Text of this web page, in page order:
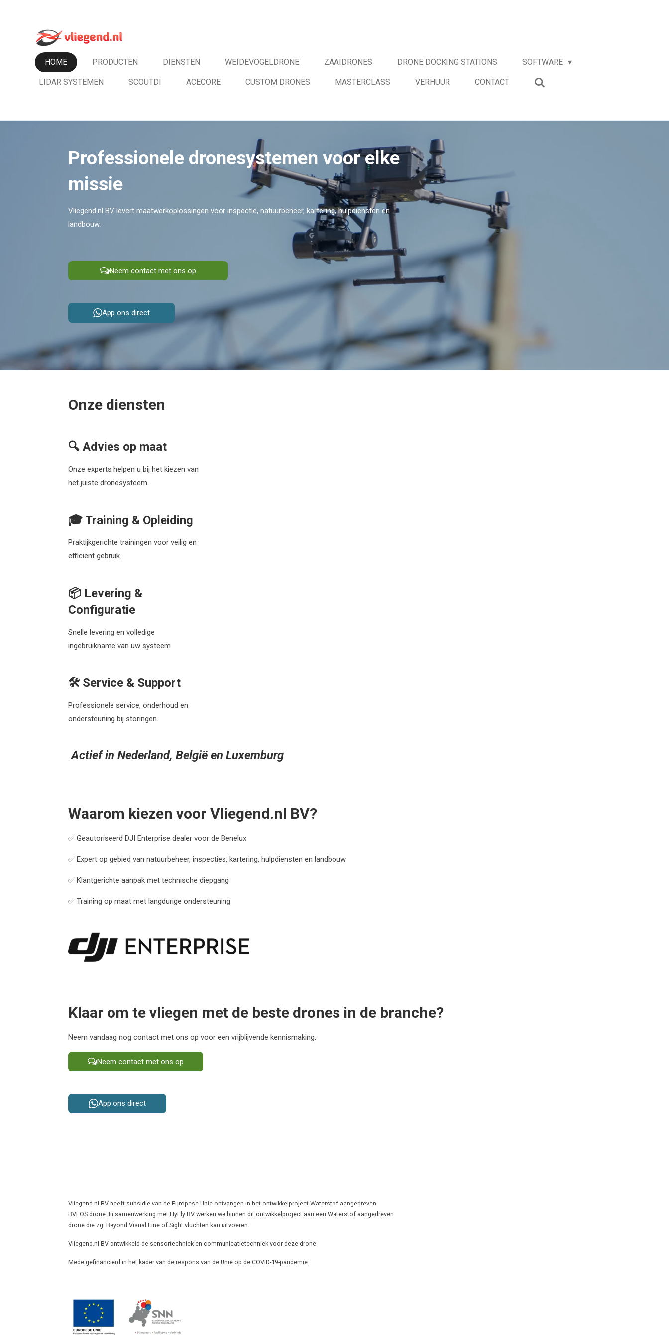
hoofdinhoudHOME PRODUCTEN DIENSTEN WEIDEVOGELDRONE ZAAIDRONES DRONE DOCKING STATIONS SOFTWARE
LIDAR SYSTEMEN SCOUTDI ACECORE CUSTOM DRONES MASTERCLASS VERHUUR CONTACT
Professionele dronesystemen voor elke
missie
Vliegend.nl BV levert maatwerkoplossingen voor inspectie, natuurbeheer, kartering, hulpdiensten en
landbouw.
Neem contact met ons op
App ons direct
Onze diensten
🔍 Advies op maat
Onze experts helpen u bij het kiezen van
het juiste dronesysteem.
🎓 Training & Opleiding
Praktijkgerichte trainingen voor veilig en
efficiënt gebruik.
📦 Levering &
Configuratie
Snelle levering en volledige
ingebruikname van uw systeem
🛠️ Service & Support
Professionele service, onderhoud en
ondersteuning bij storingen.
Actief in Nederland, België en Luxemburg
Waarom kiezen voor Vliegend.nl BV?
✅ Geautoriseerd DJI Enterprise dealer voor de Benelux
✅ Expert op gebied van natuurbeheer, inspecties, kartering, hulpdiensten en landbouw
✅ Klantgerichte aanpak met technische diepgang
✅ Training op maat met langdurige ondersteuning
Klaar om te vliegen met de beste drones in de branche?
Neem vandaag nog contact met ons op voor een vrijblijvende kennismaking.
Neem contact met ons op
App ons direct
Vliegend.nl BV heeft subsidie van de Europese Unie ontvangen in het ontwikkelproject Waterstof aangedreven
BVLOS drone. In samenwerking met HyFly BV werken we binnen dit ontwikkelproject aan een Waterstof aangedreven
drone die zg. Beyond Visual Line of Sight vluchten kan uitvoeren.
Vliegend.nl BV ontwikkeld de sensortechniek en communicatietechniek voor deze drone.
Mede gefinancierd in het kader van de respons van de Unie op de COVID-19-pandemie.